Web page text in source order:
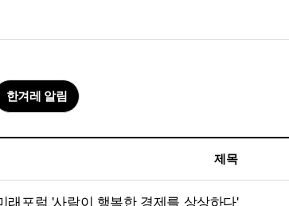
한겨레 알림
제목
래포럼 '사람이 행복한 경제를 상상하다'